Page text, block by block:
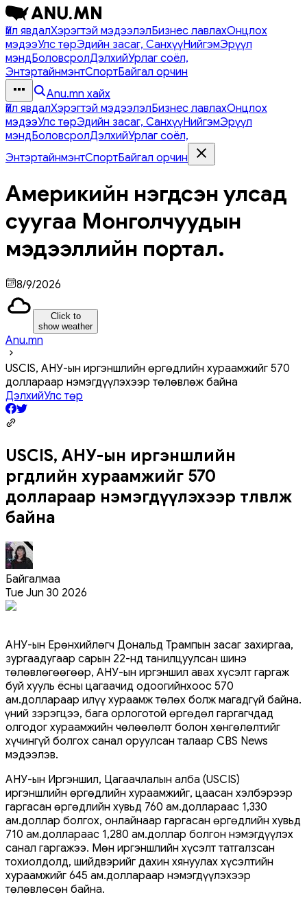
Үйл явдалХэрэгтэй мэдээлэлБизнес лавлахОнцлох
мэдээУлс төрЭдийн засаг, СанхүүНийгэмЭрүүл
мэндБоловсролДэлхийУрлаг соёл,
ЭнтэртайнмэнтСпортБайгал орчин
Anu.mn хайх
Үйл явдалХэрэгтэй мэдээлэлБизнес лавлахОнцлох
мэдээУлс төрЭдийн засаг, СанхүүНийгэмЭрүүл
мэндБоловсролДэлхийУрлаг соёл,
ЭнтэртайнмэнтСпортБайгал орчин
Америкийн нэгдсэн улсад
суугаа Монголчуудын
мэдээллийн портал.
8/9/2026
Click to
show weather
Anu.mn
USCIS, АНУ-ын иргэншлийн өргөдлийн хураамжийг 570
доллараар нэмэгдүүлэхээр төлөвлөж байна
ДэлхийУлс төр
USCIS, АНУ-ын иргэншлийн
өргөдлийн хураамжийг 570
доллараар нэмэгдүүлэхээр төлөвлөж
байна
Байгалмаа
Tue Jun 30 2026
АНУ-ын Ерөнхийлөгч Дональд Трампын засаг захиргаа,
зургаадугаар сарын 22-нд танилцуулсан шинэ
төлөвлөгөөгөөр, АНУ-ын иргэншил авах хүсэлт гаргаж
буй хууль ёсны цагаачид одоогийнхоос 570
ам.доллараар илүү хураамж төлөх болж магадгүй байна.
Үүний зэрэгцээ, бага орлоготой өргөдөл гаргагчдад
олгодог хураамжийн чөлөөлөлт болон хөнгөлөлтийг
хүчингүй болгох санал оруулсан талаар CBS News
мэдээлэв.
АНУ-ын Иргэншил, Цагаачлалын алба (USCIS)
иргэншлийн өргөдлийн хураамжийг, цаасан хэлбэрээр
гаргасан өргөдлийн хувьд 760 ам.доллараас 1,330
ам.доллар болгох, онлайнаар гаргасан өргөдлийн хувьд
710 ам.доллараас 1,280 ам.доллар болгон нэмэгдүүлэх
санал гаргажээ. Мөн иргэншлийн хүсэлт татгалзсан
тохиолдолд, шийдвэрийг дахин хянуулах хүсэлтийн
хураамжийг 645 ам.доллараар нэмэгдүүлэхээр
төлөвлөсөн байна.